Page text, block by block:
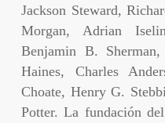
Jackson Steward,
Morgan, Adrian
Benjamin B.
Haines, Charles
Choate, Henry G.
Potter. La fundación